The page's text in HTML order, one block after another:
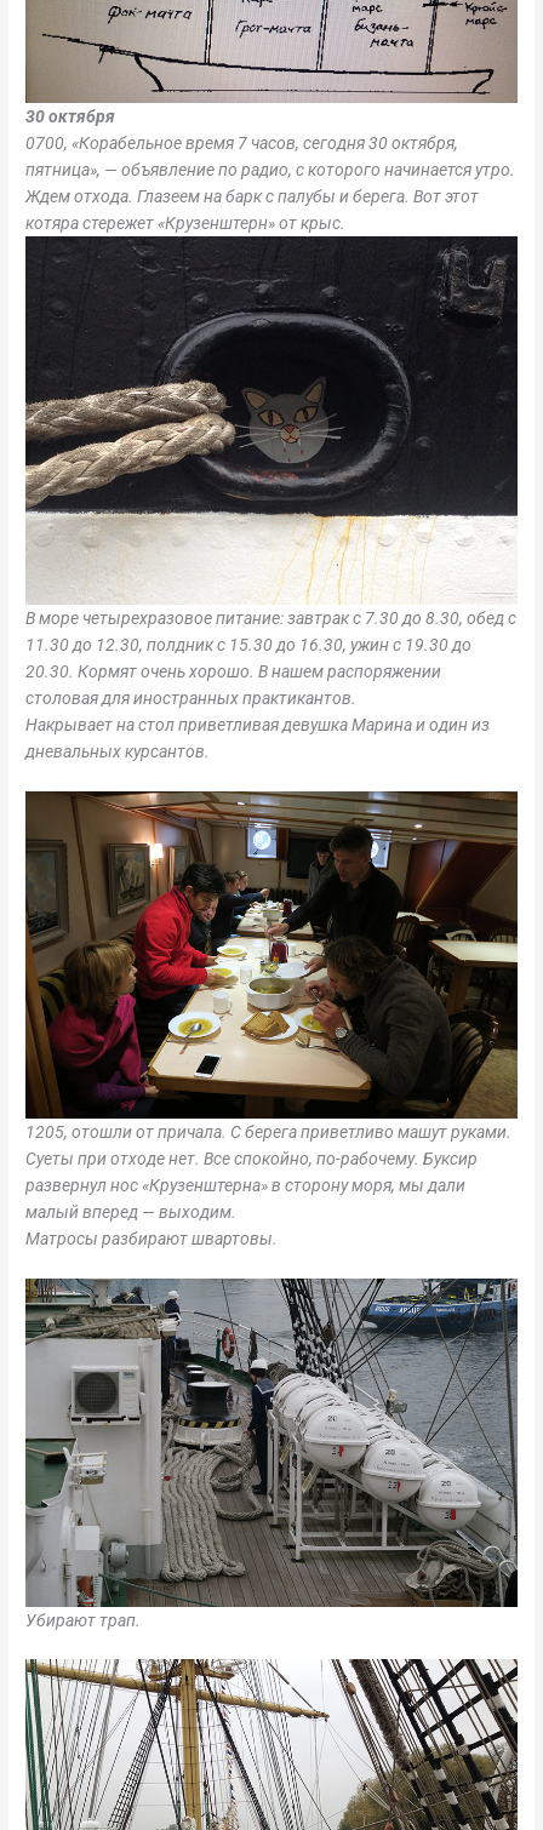
30 октября
0700, «Корабельное время 7 часов, сегодня 30 октября,
пятница», — объявление по радио, с которого начинается утро.
Ждем отхода. Глазеем на барк с палубы и берега. Вот этот
котяра стережет «Крузенштерн» от крыс.
В море четырехразовое питание: завтрак с 7.30 до 8.30, обед с
11.30 до 12.30, полдник с 15.30 до 16.30, ужин с 19.30 до
20.30. Кормят очень хорошо. В нашем распоряжении
столовая для иностранных практикантов.
Накрывает на стол приветливая девушка Марина и один из
дневальных курсантов.
1205, отошли от причала. С берега приветливо машут руками.
Суеты при отходе нет. Все спокойно, по-рабочему. Буксир
развернул нос «Крузенштерна» в сторону моря, мы дали
малый вперед — выходим.
Матросы разбирают швартовы.
Убирают трап.